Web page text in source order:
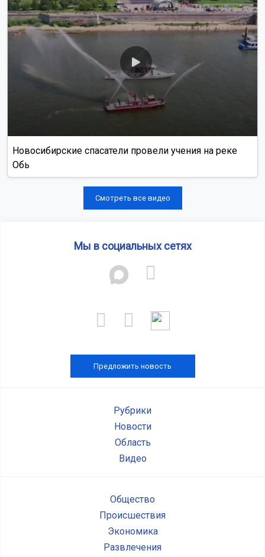
Новосибирские спасатели провели учения на реке
Обь
Смотреть все видео
Мы в социальных сетях
Предложить новость
Рубрики
Новости
Область
Видео
Общество
Происшествия
Экономика
Развлечения